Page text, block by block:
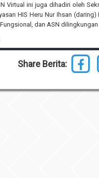
Virtual ini juga dihadiri oleh
HIS Heru Nur Ihsan
dan ASN
Share Berita: